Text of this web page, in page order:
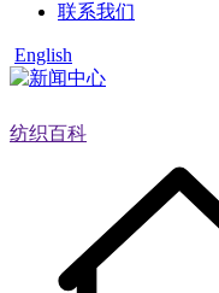
联系我们
English
纺织百科